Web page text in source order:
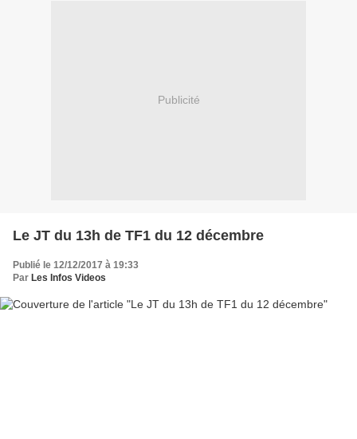
Publicité
Le JT du 13h de TF1 du 12 décembre
Publié le 12/12/2017 à 19:33
Par Les Infos Videos